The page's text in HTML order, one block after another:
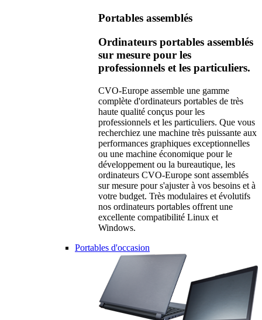
Portables assemblés
Ordinateurs portables assemblés
sur mesure pour les
professionnels et les particuliers.
CVO-Europe assemble une gamme
complète d'ordinateurs portables de très
haute qualité conçus pour les
professionnels et les particuliers. Que vous
recherchiez une machine très puissante aux
performances graphiques exceptionnelles
ou une machine économique pour le
développement ou la bureautique, les
ordinateurs CVO-Europe sont assemblés
sur mesure pour s'ajuster à vos besoins et à
votre budget. Très modulaires et évolutifs
nos ordinateurs portables offrent une
excellente compatibilité Linux et
Windows.
Portables d'occasion